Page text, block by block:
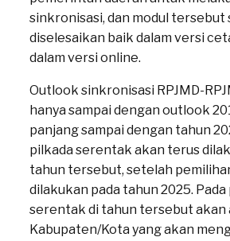
sinkronisasi, dan modul tersebut
diselesaikan baik dalam versi
dalam versi online.
Outlook sinkronisasi RPJMD-
hanya sampai dengan outlook
panjang sampai dengan tahun
pilkada serentak akan terus
tahun tersebut, setelah
dilakukan pada tahun 2025. Pada
serentak di tahun tersebut akan
Kabupaten/Kota yang akan